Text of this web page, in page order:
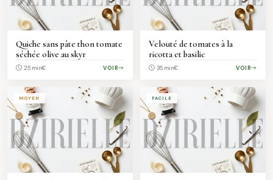
Quiche sans pâte thon tomate
séchée olive au skyr
25 min€ VOIR
Velouté de tomates à la
ricotta et basilic
35 min€ VOIR
MOYEN FACILE